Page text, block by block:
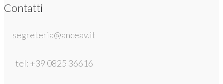
Contatti
segreteria@anceav.it
tel: +39 0825 36616